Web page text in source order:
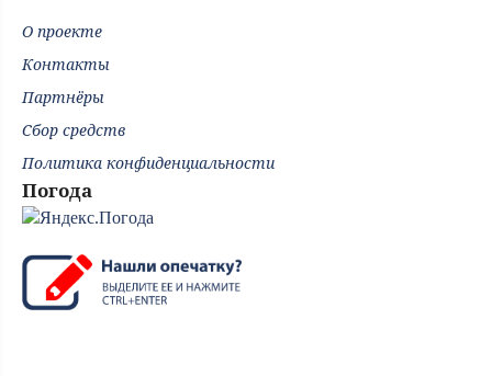
О проекте
Контакты
Партнёры
Сбор средств
Политика конфиденциальности
Погода